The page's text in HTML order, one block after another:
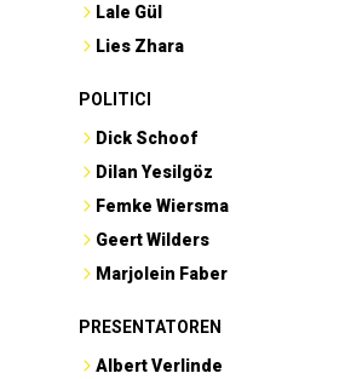
Lale Gül
Lies Zhara
POLITICI
Dick Schoof
Dilan Yesilgöz
Femke Wiersma
Geert Wilders
Marjolein Faber
PRESENTATOREN
Albert Verlinde